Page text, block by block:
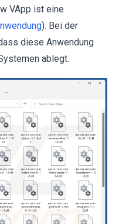
VApp ist eine
). Bei der
diese Anwendung
ablegt.